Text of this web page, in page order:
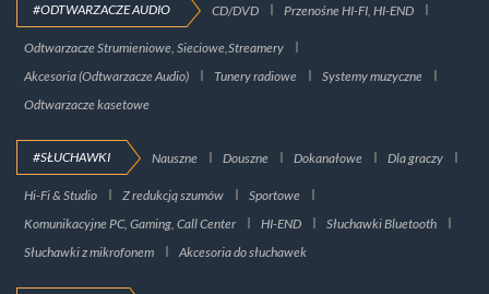
#ODTWARZACZE AUDIO CD/DVD Przenośne HI-FI, HI-END
Odtwarzacze Strumieniowe, Sieciowe,Streamery
Akcesoria (Odtwarzacze Audio)
Tunery radiowe
Systemy muzyczne
Odtwarzacze kasetowe
#SŁUCHAWKI Nauszne Douszne Dokanałowe Dla graczy
Hi-Fi & Studio Z redukcją szumów
Sportowe
Komunikacyjne PC, Gaming, Call Center
HI-END
Słuchawki Bluetooth
Słuchawki z mikrofonem
Akcesoria do słuchawek